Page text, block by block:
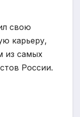
свою
карьеру,
из самых
России.